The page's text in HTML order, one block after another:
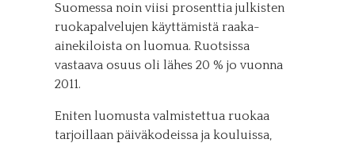
Suomessa noin viisi prosenttia julkisten
ruokapalvelujen käyttämistä raaka-
ainekiloista on luomua. Ruotsissa
vastaava osuus oli lähes 20 % jo vuonna
2011.
Eniten luomusta valmistettua ruokaa
tarjoillaan päiväkodeissa ja kouluissa,